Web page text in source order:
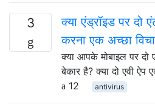
3
क्या एंड्रॉइड पर दो
करना एक अच्छा
क्या आपके मोबाइल पर दो
बेकार है? क्या दो एवी ऐप
12
antivirus